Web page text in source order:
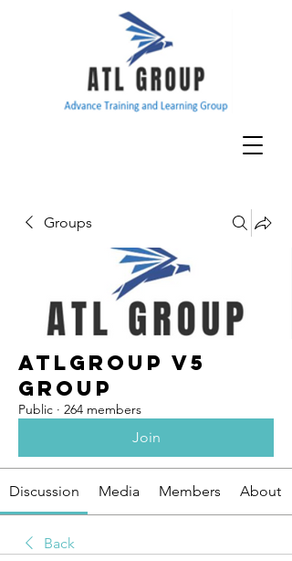
Groups
ATLGroup v5
Group
Public · 264 members
Join
Discussion Media Members About
Back